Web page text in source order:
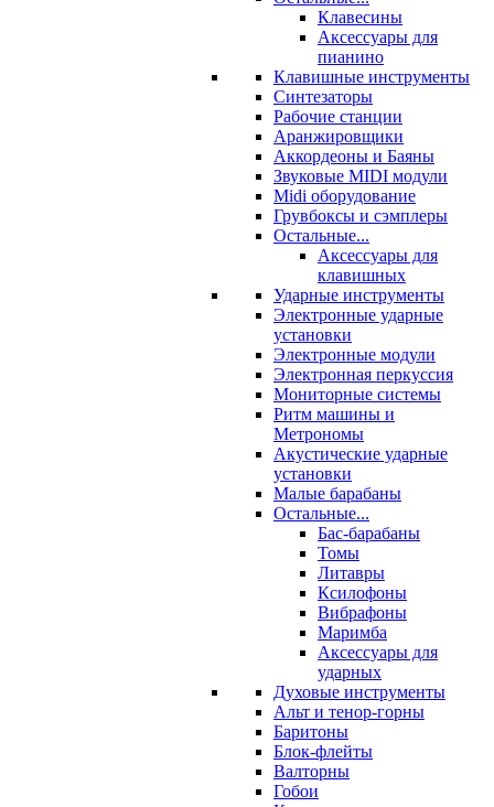
Клавесины
Аксессуары для
пианино
Клавишные инструменты
Синтезаторы
Рабочие станции
Аранжировщики
Аккордеоны и Баяны
Звуковые MIDI модули
Midi оборудование
Грувбоксы и сэмплеры
Остальные...
Аксессуары для
клавишных
Ударные инструменты
Электронные ударные
установки
Электронные модули
Электронная перкуссия
Мониторные системы
Ритм машины и
Метрономы
Акустические ударные
установки
Малые барабаны
Остальные...
Бас-барабаны
Томы
Литавры
Ксилофоны
Вибрафоны
Маримба
Аксессуары для
ударных
Духовые инструменты
Альт и тенор-горны
Баритоны
Блок-флейты
Валторны
Гобои